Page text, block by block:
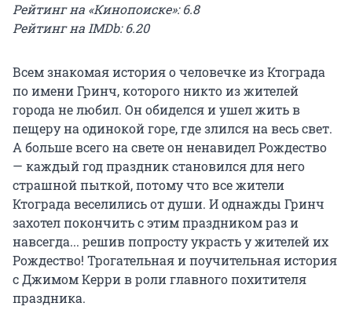
Рейтинг на «Кинопоиске»: 6.8
Рейтинг на IMDb: 6.20
Всем знакомая история о человечке из Ктограда
по имени Гринч, которого никто из жителей
города не любил. Он обиделся и ушел жить в
пещеру на одинокой горе, где злился на весь свет.
А больше всего на свете он ненавидел Рождество
— каждый год праздник становился для него
страшной пыткой, потому что все жители
Ктограда веселились от души. И однажды Гринч
захотел покончить с этим праздником раз и
навсегда... решив попросту украсть у жителей их
Рождество! Трогательная и поучительная история
с Джимом Керри в роли главного похитителя
праздника.